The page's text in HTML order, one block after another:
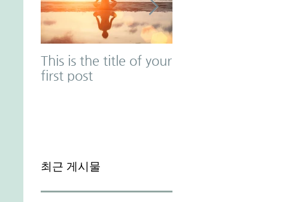
This is the title of your
first post
최근 게시물